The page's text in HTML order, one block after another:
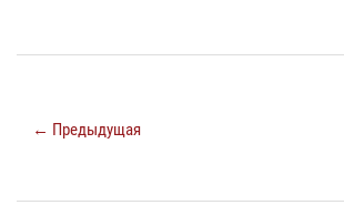
← Предыдущая